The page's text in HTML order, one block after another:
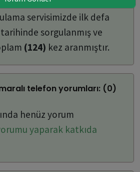
servisimizde ilk defa
tarihinde sorgulanmış ve
(124) kez aranmıştır.
telefon yorumları: (0)
henüz yorum
yaparak katkıda